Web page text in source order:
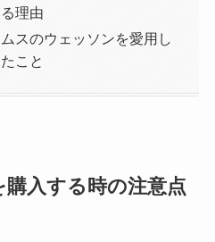
理由
スのウェッソンを愛用し
こと
入する時の注意点